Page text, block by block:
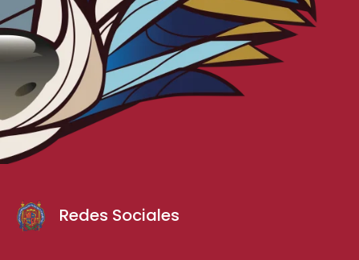
Redes Sociales